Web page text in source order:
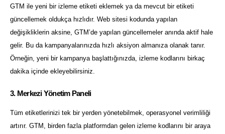
GTM ile yeni bir izleme etiketi eklemek ya da mevcut bir etiketi
güncellemek oldukça hızlıdır. Web sitesi kodunda yapılan
değişikliklerin aksine, GTM’de yapılan güncellemeler anında aktif hale
gelir. Bu da kampanyalarınızda hızlı aksiyon almanıza olanak tanır.
Örneğin, yeni bir kampanya başlattığınızda, izleme kodlarını birkaç
dakika içinde ekleyebilirsiniz.
3. Merkezi Yönetim Paneli
Tüm etiketlerinizi tek bir yerden yönetebilmek, operasyonel verimliliği
artırır. GTM, birden fazla platformdan gelen izleme kodlarını bir araya